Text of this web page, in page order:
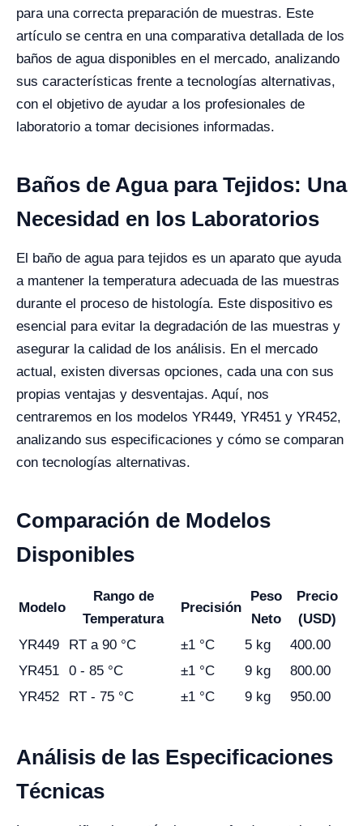
para una correcta preparación de muestras. Este
artículo se centra en una comparativa detallada de los
baños de agua disponibles en el mercado, analizando
sus características frente a tecnologías alternativas,
con el objetivo de ayudar a los profesionales de
laboratorio a tomar decisiones informadas.
Baños de Agua para Tejidos: Una
Necesidad en los Laboratorios
El baño de agua para tejidos es un aparato que ayuda
a mantener la temperatura adecuada de las muestras
durante el proceso de histología. Este dispositivo es
esencial para evitar la degradación de las muestras y
asegurar la calidad de los análisis. En el mercado
actual, existen diversas opciones, cada una con sus
propias ventajas y desventajas. Aquí, nos
centraremos en los modelos YR449, YR451 y YR452,
analizando sus especificaciones y cómo se comparan
con tecnologías alternativas.
Comparación de Modelos
Disponibles
Modelo
Rango de
Temperatura
Precisión
Peso
Neto
Precio
(USD)
YR449
RT a 90 °C ±1 °C 5 kg
400.00
YR451
0 - 85 °C ±1 °C 9 kg
800.00
YR452
RT - 75 °C ±1 °C 9 kg 950.00
Análisis de las Especificaciones
Técnicas